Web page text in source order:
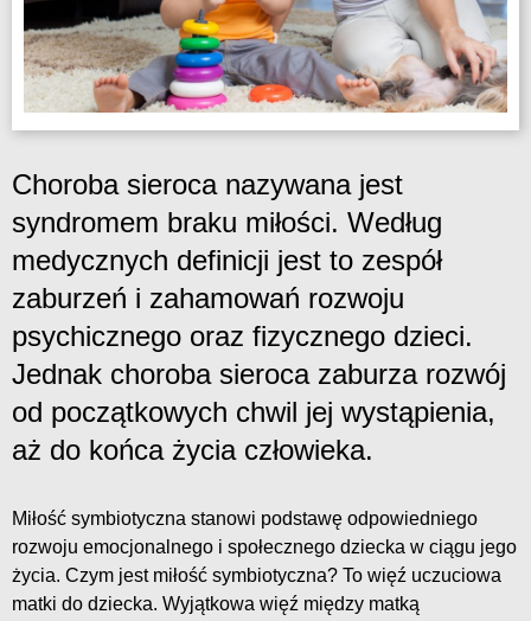
Choroba sieroca nazywana jest
syndromem braku miłości. Według
medycznych definicji jest to zespół
zaburzeń i zahamowań rozwoju
psychicznego oraz fizycznego dzieci.
Jednak choroba sieroca zaburza rozwój
od początkowych chwil jej wystąpienia,
aż do końca życia człowieka.
Miłość symbiotyczna stanowi podstawę odpowiedniego
rozwoju emocjonalnego i społecznego dziecka w ciągu jego
życia. Czym jest miłość symbiotyczna? To więź uczuciowa
matki do dziecka. Wyjątkowa więź między matką